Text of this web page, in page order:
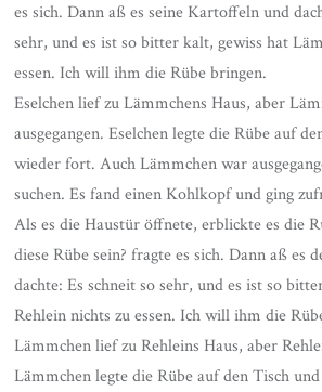
es sich. Dann aß es seine Kartoffeln und
sehr, und es ist so bitter kalt, gewiss hat
essen. Ich will ihm die Rübe bringen.
Eselchen lief zu Lämmchens Haus, aber
ausgegangen. Eselchen legte die Rübe auf
wieder fort. Auch Lämmchen war
suchen. Es fand einen Kohlkopf und ging
Als es die Haustür öffnete, erblickte es die
diese Rübe sein? fragte es sich. Dann aß es
dachte: Es schneit so sehr, und es ist so
Rehlein nichts zu essen. Ich will ihm die
Lämmchen lief zu Rehleins Haus, aber
Lämmchen legte die Rübe auf den Tisch